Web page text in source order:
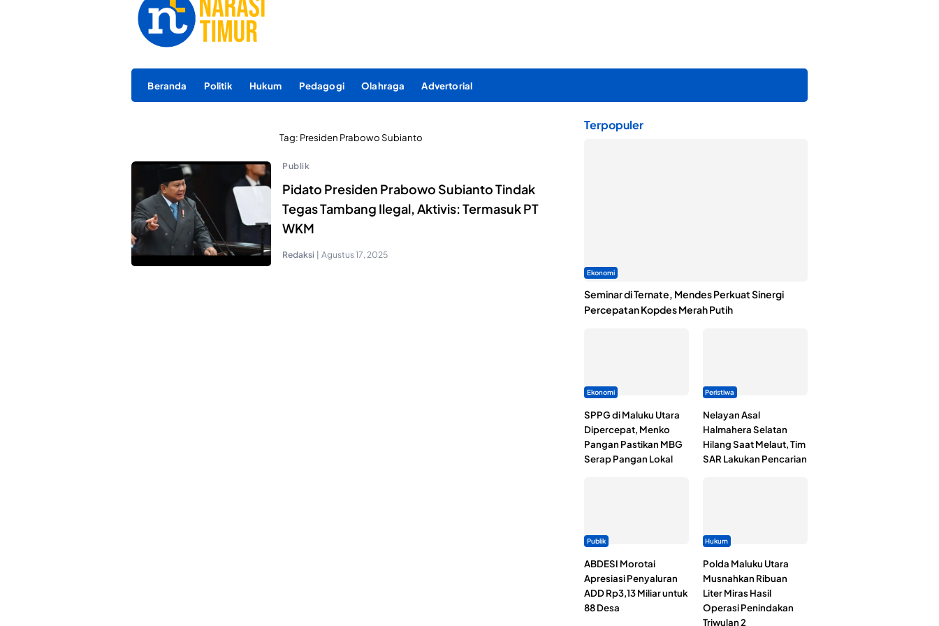
Beranda Politik Hukum Pedagogi Olahraga Advertorial
Tag: Presiden Prabowo Subianto
Publik
Pidato Presiden Prabowo Subianto Tindak
Tegas Tambang Ilegal, Aktivis: Termasuk PT
WKM
Redaksi | Agustus 17, 2025
Terpopuler
Ekonomi
Seminar di Ternate, Mendes Perkuat Sinergi
Percepatan Kopdes Merah Putih
Ekonomi
SPPG di Maluku Utara
Dipercepat, Menko
Pangan Pastikan MBG
Serap Pangan Lokal
Peristiwa
Nelayan Asal
Halmahera Selatan
Hilang Saat Melaut, Tim
SAR Lakukan Pencarian
Publik
ABDESI Morotai
Apresiasi Penyaluran
ADD Rp3,13 Miliar untuk
88 Desa
Hukum
Polda Maluku Utara
Musnahkan Ribuan
Liter Miras Hasil
Operasi Penindakan
Triwulan 2